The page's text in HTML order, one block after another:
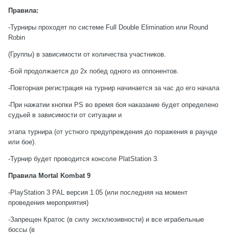
Правила:
-Турниры проходят по системе Full Double Elimination или Round
Robin
(Группы) в зависимости от количества участников.
-Бой продолжается до 2х побед одного из оппонентов.
-Повторная регистрация на турнир начинается за чаc до его начала
-При нажатии кнопки PS во время боя наказание будет определено
судьей в зависимости от ситуации и
этапа турнира (от устного предупреждения до поражения в раунде
или бое).
-Турнир будет проводится консоле PlatStation 3.
Правила Mortal Kombat 9
-PlayStation 3 PAL версия 1.05 (или последняя на момент
проведения мероприятия)
-Запрещен Кратос (в силу эксклюзивности) и все играбельные
боссы (в